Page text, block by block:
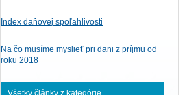
Index daňovej spoľahlivosti
Na čo musíme myslieť pri dani z príjmu od
roku 2018
Všetky články z kategórie...